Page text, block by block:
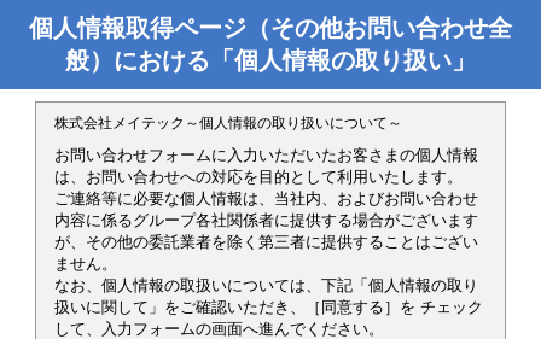
個人情報取得ページ（その他お問い合わせ全
般）における「個人情報の取り扱い」
株式会社メイテック～個人情報の取り扱いについて～
お問い合わせフォームに入力いただいたお客さまの個人情報
は、お問い合わせへの対応を目的として利用いたします。
ご連絡等に必要な個人情報は、当社内、およびお問い合わせ
内容に係るグループ各社関係者に提供する場合がございます
が、その他の委託業者を除く第三者に提供することはござい
ません。
なお、個人情報の取扱いについては、下記「個人情報の取り
扱いに関して」をご確認いただき、［同意する］を チェック
して、入力フォームの画面へ進んでください。